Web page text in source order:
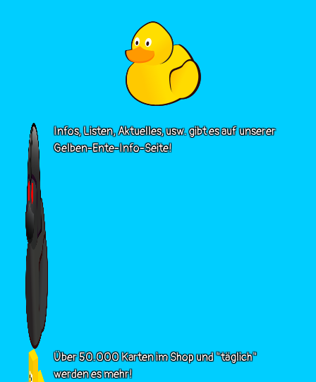
Infos, Listen, Aktuelles, usw. gibt es auf unserer
Gelben-Ente-Info-Seite!
Über 50.000 Karten im Shop und "täglich"
werden es mehr!